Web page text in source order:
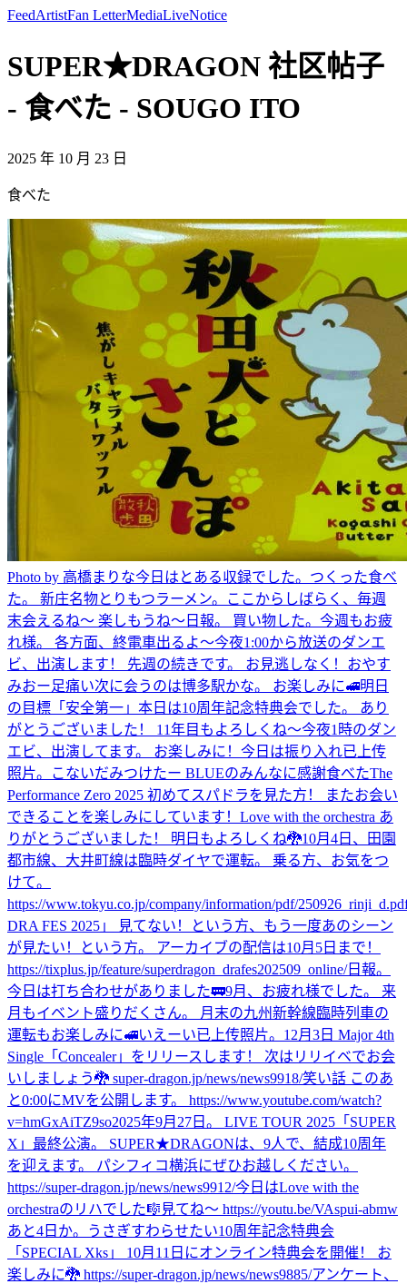
FeedArtistFan LetterMediaLiveNotice
SUPER★DRAGON 社区帖子
- 食べた - SOUGO ITO
2025 年 10 月 23 日
食べた
Photo by 高橋まりな今日はとある収録でした。 つくった食べ
た。 新庄名物とりもつラーメン。
ここからしばらく、毎週
末会えるね〜 楽しもうね〜 日報。 買い物した。 今週もお疲
れ様。 各方面、終電車出るよ〜今夜1:00から放送のダンエ
ビ、出演します！ 先週の続きです。 お見逃しなく！ おやす
みおー足痛い次に会うのは博多駅かな。 お楽しみに🚅明日
の目標「安全第一」 本日は10周年記念特典会でした。 あり
がとうございました！ 11年目もよろしくね〜今夜1時のダン
エビ、出演してます。 お楽しみに！ 今日は振り入れ已上传
照片。
こないだみつけたー BLUEのみんなに感謝食べたThe
Performance Zero 2025 初めてスパドラを見た方！ またお会い
できることを楽しみにしています！ Love with the orchestra あ
りがとうございました！ 明日もよろしくね🐉10月4日、田園
都市線、大井町線は臨時ダイヤで運転。 乗る方、お気をつ
けて。
https://www.tokyu.co.jp/company/information/pdf/
DRA FES 2025」 見てない！という方、もう一度あのシーン
が見たい！という方。 アーカイブの配信は10月5日まで！
https://tixplus.jp/feature/superdragon_drafes202509_online/日報。
今日は打ち合わせがありました🚃9月、お疲れ様でした。 来
月もイベント盛りだくさん。 月末の九州新幹線臨時列車の
運転もお楽しみに🚅いえーい已上传照片。 12月3日 Major 4th
Single「Concealer」をリリースします！ 次はリリイベでお会
いしましょう🐉 super-dragon.jp/news/news9918/笑い話 このあ
と0:00にMVを公開します。 https://www.youtube.com/watch?
v=hmGxAiTZ9so2025年9月27日。 LIVE TOUR 2025「SUPER
X」最終公演。 SUPER★DRAGONは、9人で、結成10周年
を迎えます。 パシフィコ横浜にぜひお越しください。
https://super-dragon.jp/news/news9912/今日はLove with the
orchestraのリハでした🎼 見てね〜 https://youtu.be/VAspui-abmw
あと4日か。
うさぎすわらせたい10周年記念特典会
「SPECIAL Xks」 10月11日にオンライン特典会を開催！ お
楽しみに🐉 https://super-dragon.jp/news/news9885/アンケート、